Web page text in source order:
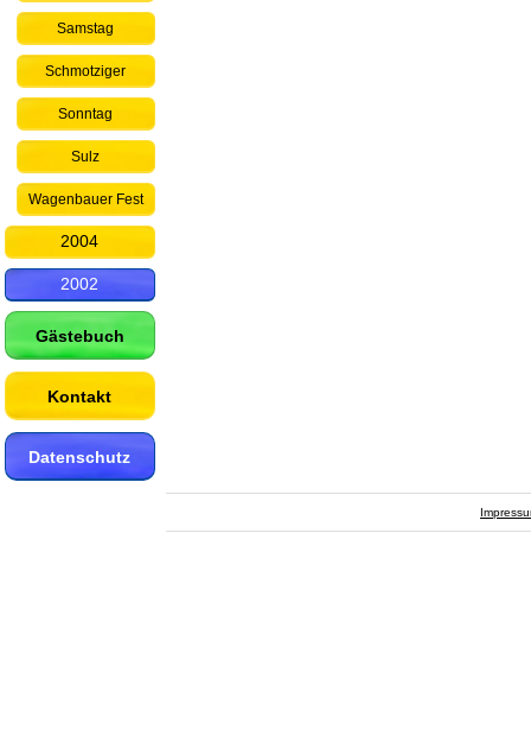
Samstag
Schmotziger
Sonntag
Sulz
Wagenbauer Fest
2004
2002
Gästebuch
Kontakt
Datenschutz